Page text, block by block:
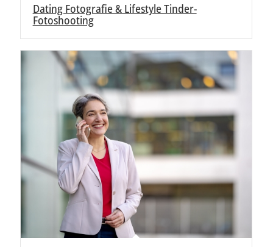
Dating Fotografie & Lifestyle Tinder-
Fotoshooting